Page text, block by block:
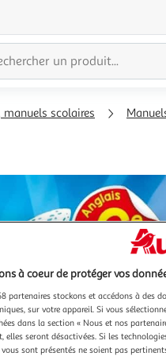
manuels scolaires
à coeur de protéger vos
partenaires stockons et accédons à des
sur votre appareil. Si vous
dans la section « Nous et nos
elles seront désactivées. Si les
sont présentés ne soient pas